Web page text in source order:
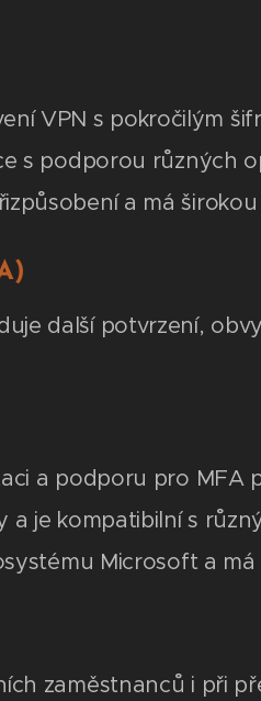
VPN s pokročilým
s podporou různých
a má
další potvrzení,
a podporu pro MFA
je kompatibilní s
Microsoft a má
zaměstnanců i při